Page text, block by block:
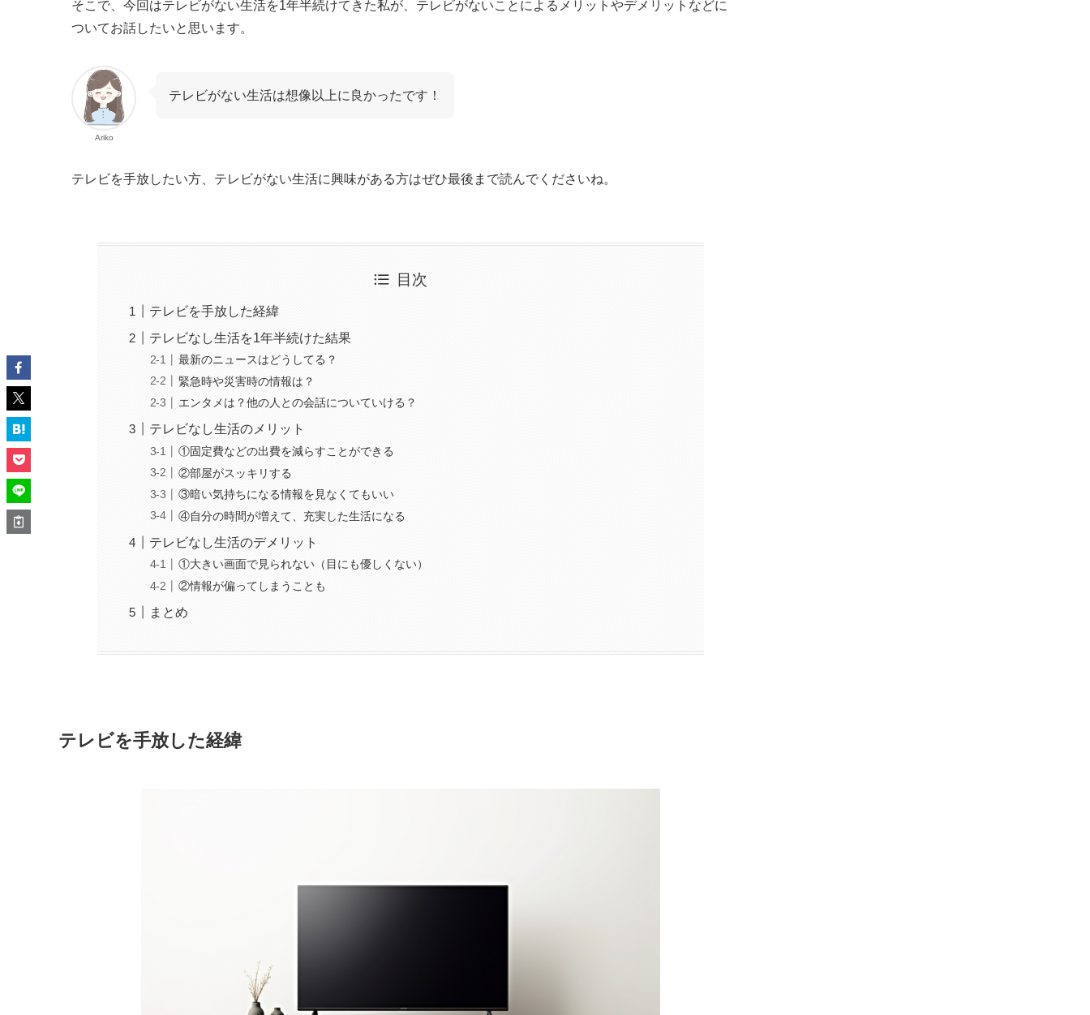
そこで、今回はテレビがない生活を1年半続けてきた私が、テレビがないことによるメリットやデメリットなどに
ついてお話したいと思います。
Ariko
テレビがない生活は想像以上に良かったです！
テレビを手放したい方、テレビがない生活に興味がある方はぜひ最後まで読んでくださいね。
目次
テレビを手放した経緯
テレビなし生活を1年半続けた結果
最新のニュースはどうしてる？
緊急時や災害時の情報は？
エンタメは？他の人との会話についていける？
テレビなし生活のメリット
①固定費などの出費を減らすことができる
②部屋がスッキリする
③暗い気持ちになる情報を見なくてもいい
④自分の時間が増えて、充実した生活になる
テレビなし生活のデメリット
①大きい画面で見られない（目にも優しくない）
②情報が偏ってしまうことも
まとめ
テレビを手放した経緯